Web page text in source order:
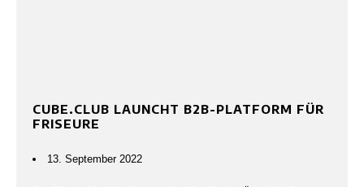
CUBE.CLUB LAUNCHT B2B-PLATFORM FÜR
FRISEURE
13. September 2022